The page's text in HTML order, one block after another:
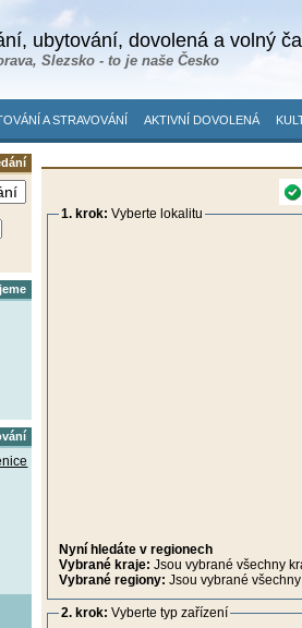
ubytování, dovolená a volný
Slezsko - to je naše Česko
A STRAVOVÁNÍ AKTIVNÍ DOVOLENÁ
1. krok: Vyberte lokalitu
Nyní hledáte v regionech
Vybrané kraje: Jsou vybrané všechny
Vybrané regiony: Jsou vybrané
2. krok: Vyberte typ zařízení